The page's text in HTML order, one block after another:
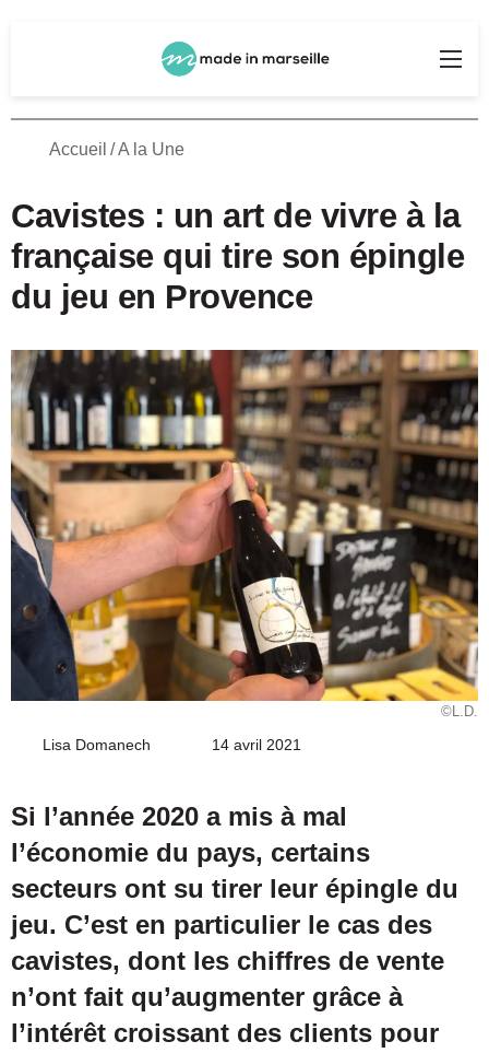
Accueil /A la Une
Cavistes : un art de vivre à la
française qui tire son épingle
du jeu en Provence
©L.D.
Lisa Domanech
Envoyer14 avril 2021
Si l’année 2020 a mis à mal
l’économie du pays, certains
secteurs ont su tirer leur épingle du
jeu. C’est en particulier le cas des
cavistes, dont les chiffres de vente
n’ont fait qu’augmenter grâce à
l’intérêt croissant des clients pour